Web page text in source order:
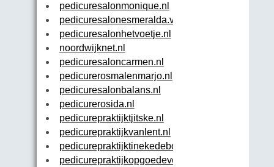
pedicuresalonmonique.nl
pedicuresalonesmeralda.vpweb.nl
pedicuresalonhetvoetje.nl
noordwijknet.nl
pedicuresaloncarmen.nl
pedicurerosmalenmarjo.nl
pedicuresalonbalans.nl
pedicurerosida.nl
pedicurepraktijktjitske.nl
pedicurepraktijkvanlent.nl
pedicurepraktijktinekedeboer.nl
pedicurepraktijkopgoedevoet.nl